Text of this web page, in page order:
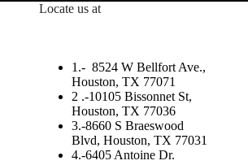
Locate us at
1.- 8524 W Bellfort Ave.,
Houston, TX 77071
2 .-10105 Bissonnet St,
Houston, TX 77036
3.-8660 S Braeswood
Blvd, Houston, TX 77031
4.-6405 Antoine Dr.